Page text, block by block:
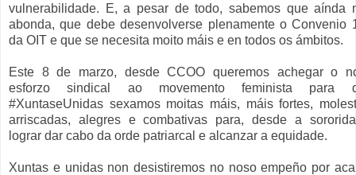
vulnerabilidade. E, a pesar de todo, sabemos que aínda
abonda, que debe desenvolverse plenamente o Convenio
da OIT e que se necesita moito máis e en todos os ámbitos.
Este 8 de marzo, desde CCOO queremos achegar o
esforzo sindical ao movemento feminista para
#XuntaseUnidas sexamos moitas máis, máis fortes,
arriscadas, alegres e combativas para, desde a
lograr dar cabo da orde patriarcal e alcanzar a equidade.
Xuntas e unidas non desistiremos no noso empeño por